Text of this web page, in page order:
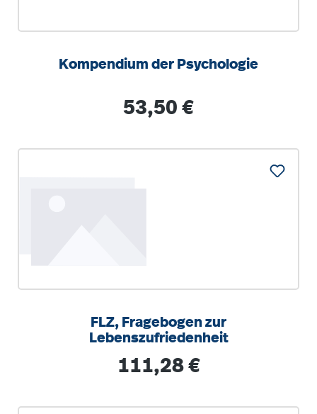
Kompendium der Psychologie
Regulärer Preis:
53,50 €
FLZ, Fragebogen zur
Lebenszufriedenheit
Regulärer Preis:
111,28 €